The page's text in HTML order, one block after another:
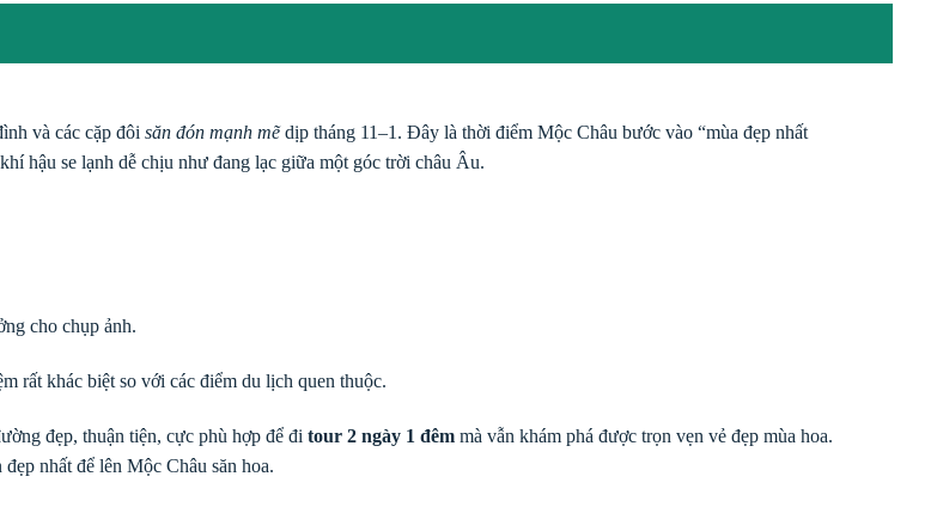
và các cặp đôi săn đón mạnh mẽdịp tháng 11–1. Đây là thời điểm Mộc Châu bước vào “mùa đẹp nhất
hậu se lạnh dễ chịu như đang lạc giữa một góc trời châu Âu.
cho chụp ảnh.
rất khác biệt so với các điểm du lịch quen thuộc.
đẹp, thuận tiện, cực phù hợp để đi tour 2 ngày 1 đêm mà vẫn khám phá được trọn vẹn vẻ đẹp mùa hoa.
nhất để lên Mộc Châu săn hoa.